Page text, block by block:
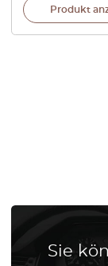
Produkt
Sie